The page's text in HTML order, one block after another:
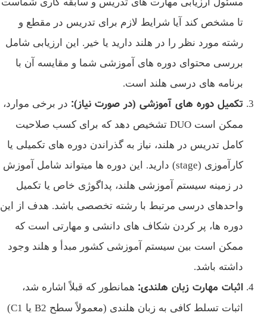
تا مشخص کند آیا شرایط لازم برای تدریس در مقطع و
رشته مورد نظر را در هلند دارید یا خیر. این ارزیابی شامل
بررسی محتوای دوره‌ های آموزشی شما و مقایسه آن با
برنامه‌ های درسی هلند است.
تکمیل دوره های آموزشی (در صورت نیاز):در برخی موارد،
ممکن است DUO تشخیص دهد که برای کسب صلاحیت
کامل تدریس در هلند، نیاز به گذراندن دوره‌ های تکمیلی یا
کارآموزی (stage) دارید. این دوره‌ ها میتواند شامل آموزش
در زمینه سیستم آموزشی هلند، پداگوژی خاص یا تکمیل
واحدهای درسی مرتبط با رشته تخصصی باشد. هدف از این
دوره‌ ها، پر کردن شکاف‌ های دانشی و مهارتی است که
ممکن است بین سیستم آموزشی کشور مبدأ و هلند وجود
داشته باشد.
اثبات مهارت زبان هلندی:همانطور که قبلاً اشاره شد،
اثبات تسلط کافی به زبان هلندی (معمولاً سطح B2 یا C1)